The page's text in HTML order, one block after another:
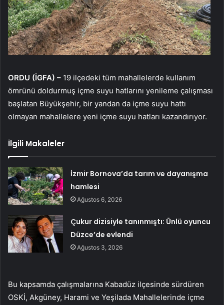
ORDU (İGFA) – 19 ilçedeki tüm mahallelerde kullanım
ömrünü doldurmuş içme suyu hatlarını yenileme çalışması
başlatan Büyükşehir, bir yandan da içme suyu hattı
olmayan mahallelere yeni içme suyu hatları kazandırıyor.
İlgili Makaleler
İzmir Bornova’da tarım ve dayanışma
hamlesi
Ağustos 6, 2026
Çukur dizisiyle tanınmıştı: Ünlü oyuncu
Düzce’de evlendi
Ağustos 3, 2026
Bu kapsamda çalışmalarına Kabadüz ilçesinde sürdüren
OSKİ, Akgüney, Harami ve Yeşilada Mahallelerinde içme